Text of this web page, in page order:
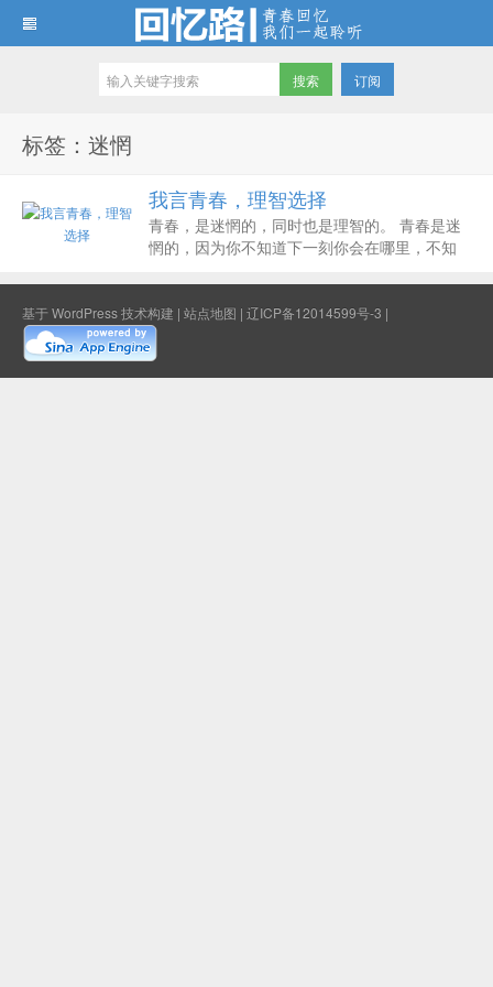
订阅
标签：迷惘
我言青春，理智选择
青春，是迷惘的，同时也是理智的。 青春是迷
惘的，因为你不知道下一刻你会在哪里，不知
数个选择，却只有唯一一个适合你自己，你不
敢随便去远一条，因为你不知道它通往哪里，
有可能让你成功，也有可能让你万劫不复，所
以你在原...
基于WordPress技术构建 | 站点地图 | 辽ICP备12014599号-3 |